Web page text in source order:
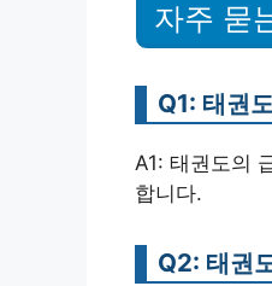
자주 묻
Q1: 태권
A1: 태권도의
합니다.
Q2: 태권